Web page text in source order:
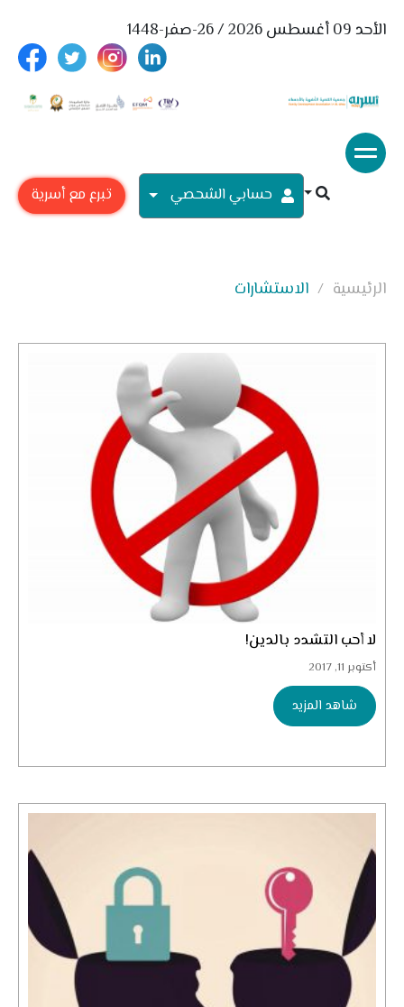
الأحد 09 أغسطس 2026 / 26-صفر-1448
حسابي الشحصي تبرع مع أسرية
الرئيسية الاستشارات
لا أحب التشدد بالدين!
أكتوبر 11, 2017
شاهد المزيد